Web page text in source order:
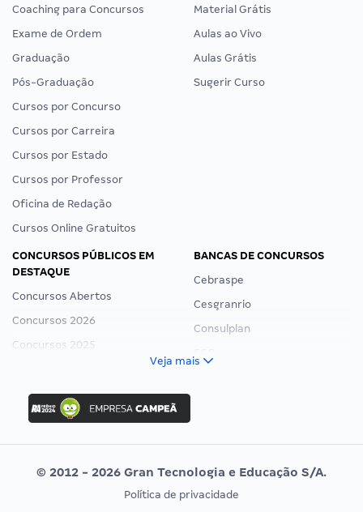
Coaching para Concursos
Exame de Ordem
Graduação
Pós-Graduação
Cursos por Concurso
Cursos por Carreira
Cursos por Estado
Cursos por Professor
Oficina de Redação
Cursos Online Gratuitos
Material Grátis
Aulas ao Vivo
Aulas Grátis
Sugerir Curso
CONCURSOS PÚBLICOS EM
DESTAQUE
Concursos Abertos
Concursos 2026
Concursos 2025
Concurso Ibama
Concurso MPU
Editais publicados
BANCAS DE CONCURSOS
Cebraspe
Cesgranrio
Consulplan
Vunesp
CONCURSOS POR PROFISSÃO EXAME DE ORDEM
Veja mais
© 2012 - 2026 Gran Tecnologia e Educação S/A.
Política de privacidade